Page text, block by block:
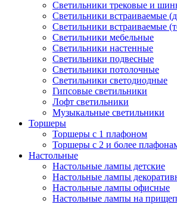
Светильники трековые и
Светильники встраиваемые
Светильники встраиваемые
Светильники мебельные
Светильники настенные
Светильники подвесные
Светильники потолочные
Светильники светодиодные
Гипсовые светильники
Лофт светильники
Музыкальные светильники
Торшеры
Торшеры с 1 плафоном
Торшеры с 2 и более
Настольные
Настольные лампы детские
Настольные лампы
Настольные лампы офисные
Настольные лампы на